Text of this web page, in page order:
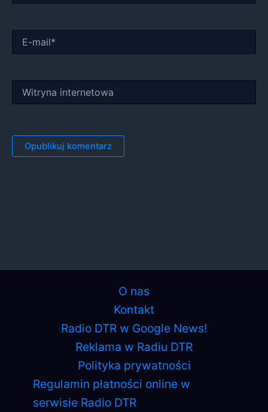
mail*
internetowa
O nas
Kontakt
Radio DTR w Google News!
Reklama w Radiu DTR
Polityka prywatności
Regulamin płatności online w
serwisie Radio DTR